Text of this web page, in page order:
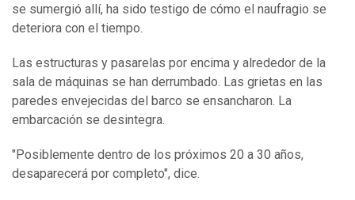
se sumergió allí, ha sido testigo de cómo el naufragio se
deteriora con el tiempo.
Las estructuras y pasarelas por encima y alrededor de la
sala de máquinas se han derrumbado. Las grietas en las
paredes envejecidas del barco se ensancharon. La
embarcación se desintegra.
"Posiblemente dentro de los próximos 20 a 30 años,
desaparecerá por completo", dice.